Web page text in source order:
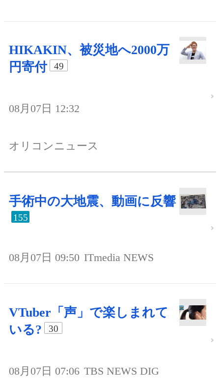
HIKAKIN、被災地へ2000万
円寄付
49
08月07日 12:32
オリコンニュース
手術中の大地震、動画に反響
155
08月07日 09:50 ITmedia NEWS
VTuber「声」で楽しまれて
いる?
30
08月07日 07:06 TBS NEWS DIG